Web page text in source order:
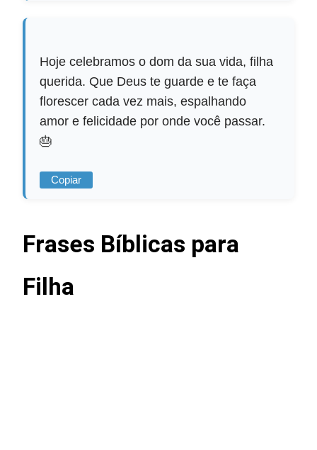
Hoje celebramos o dom da sua vida, filha
querida. Que Deus te guarde e te faça
florescer cada vez mais, espalhando
amor e felicidade por onde você passar.
🎂
Copiar
Frases Bíblicas para
Filha